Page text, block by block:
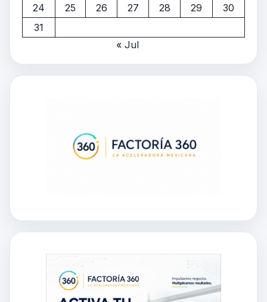
24
25 26 27 28 29
30
31
« Jul